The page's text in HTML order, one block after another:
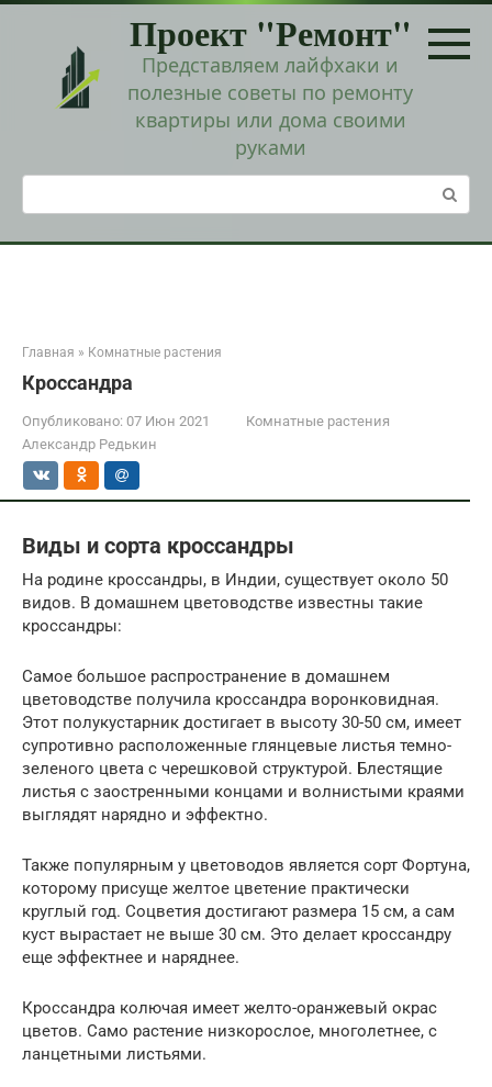
Перейти
Проект "Ремонт"
Представляем лайфхаки и
полезные советы по ремонту
квартиры или дома своими
руками
Поиск:
Главная » Комнатные растения
Кроссандра
Опубликовано: 07 Июн 2021
Комнатные растения
Александр Редькин
Виды и сорта кроссандры
На родине кроссандры, в Индии, существует около 50
видов. В домашнем цветоводстве известны такие
кроссандры:
Самое большое распространение в домашнем
цветоводстве получила кроссандра воронковидная.
Этот полукустарник достигает в высоту 30-50 см, имеет
супротивно расположенные глянцевые листья темно-
зеленого цвета с черешковой структурой. Блестящие
листья с заостренными концами и волнистыми краями
выглядят нарядно и эффектно.
Также популярным у цветоводов является сорт Фортуна,
которому присуще желтое цветение практически
круглый год. Соцветия достигают размера 15 см, а сам
куст вырастает не выше 30 см. Это делает кроссандру
еще эффектнее и наряднее.
Кроссандра колючая имеет желто-оранжевый окрас
цветов. Само растение низкорослое, многолетнее, с
ланцетными листьями.